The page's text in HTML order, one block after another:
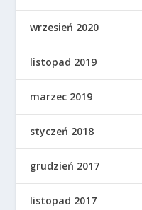
wrzesień 2020
listopad 2019
marzec 2019
styczeń 2018
grudzień 2017
listopad 2017